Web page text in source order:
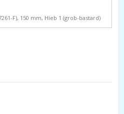
F), 150 mm, Hieb 1 (grob-bastard)